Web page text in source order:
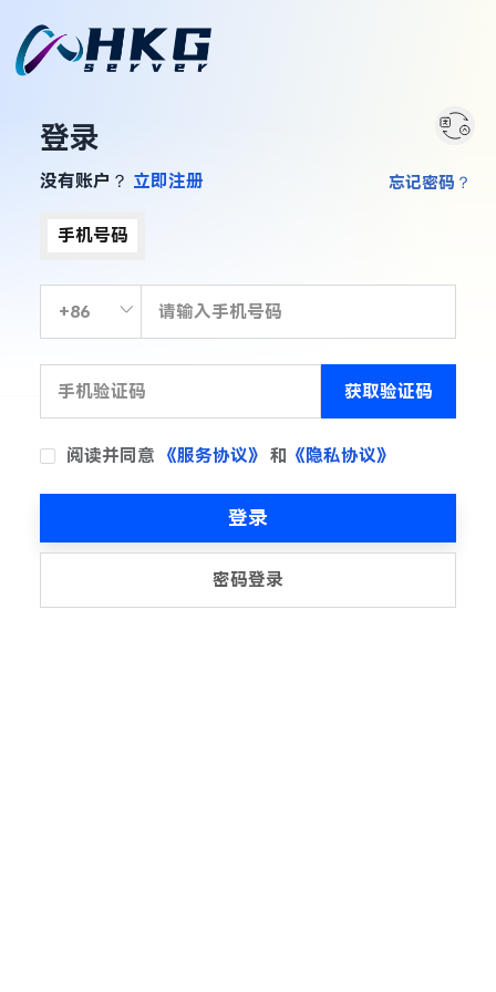
登录
没有账户？ 立即注册
手机号码
获取验证码
阅读并同意 《服务协议》 和 《隐私协议》
忘记密码？
登录
密码登录